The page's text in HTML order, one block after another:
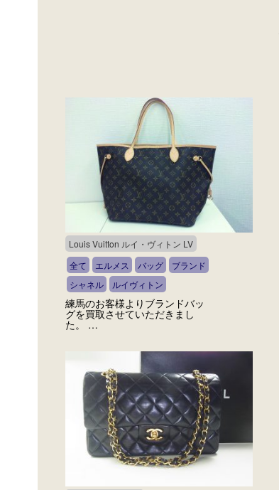
Louis Vuitton ルイ・ヴィトン LV
全て
エルメス バッグ
ブランド
シャネル
ルイヴィトン
練馬のお客様よりブランドバッ
グを買取させていただきまし
た。 …